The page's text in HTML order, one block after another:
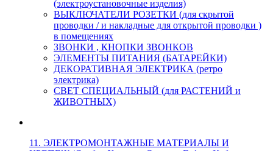
(электроустановочные изделия)
ВЫКЛЮЧАТЕЛИ РОЗЕТКИ (для скрытой
проводки / и накладные для открытой проводки )
в помещениях
ЗВОНКИ , КНОПКИ ЗВОНКОВ
ЭЛЕМЕНТЫ ПИТАНИЯ (БАТАРЕЙКИ)
ДЕКОРАТИВНАЯ ЭЛЕКТРИКА (ретро
электрика)
СВЕТ СПЕЦИАЛЬНЫЙ (для РАСТЕНИЙ и
ЖИВОТНЫХ)
11. ЭЛЕКТРОМОНТАЖНЫЕ МАТЕРИАЛЫ И